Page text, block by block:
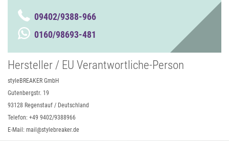
09402/9388-966
0160/98693-481
Hersteller / EU Verantwortliche-Person
styleBREAKER GmbH
Gutenbergstr. 19
93128 Regenstauf / Deutschland
Telefon: +49 9402/9388966
E-Mail: mail@stylebreaker.de